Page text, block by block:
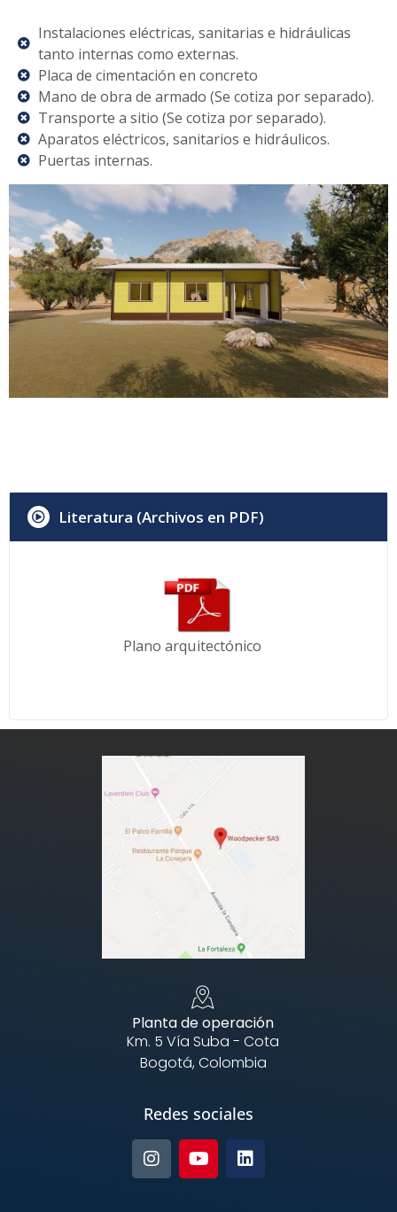
Instalaciones eléctricas, sanitarias e hidráulicas
tanto internas como externas.
Placa de cimentación en concreto
Mano de obra de armado (Se cotiza por separado).
Transporte a sitio (Se cotiza por separado).
Aparatos eléctricos, sanitarios e hidráulicos.
Puertas internas.
Literatura (Archivos en PDF)
Plano arquitectónico
Planta de operación
Km. 5 Vía Suba - Cota
Bogotá, Colombia
Redes sociales